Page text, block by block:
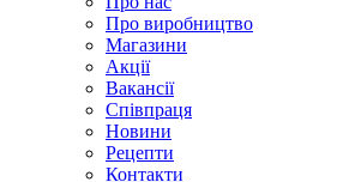
Про виробництво
Магазини
Акції
Вакансії
Співпраця
Новини
Рецепти
Контакти